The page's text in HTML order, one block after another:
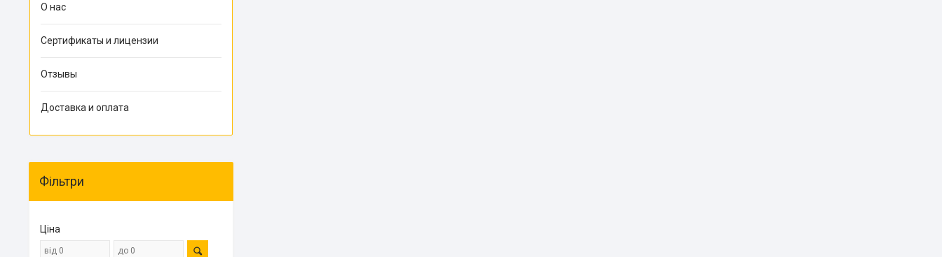
О нас
Сертификаты и лицензии
Отзывы
Доставка и оплата
Фільтри
Ціна